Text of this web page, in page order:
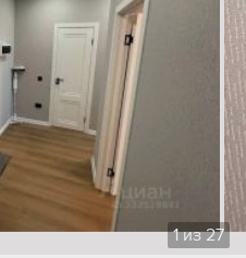
1из27